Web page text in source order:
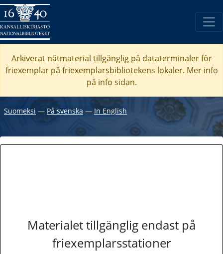
Arkiverat nätmaterial tillgänglig på dataterminaler för
friexemplar på friexemplarsbibliotekens lokaler. Mer info
på info sidan.
Suomeksi ― På svenska ― In English
Materialet tillgänglig endast på
friexemplarsstationer